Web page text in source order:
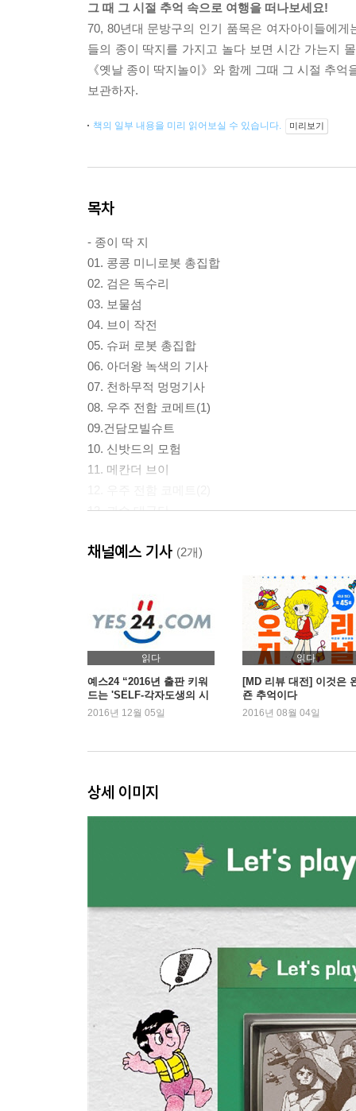
그 때 그 시절 추억 속으로 여행을 떠나보세요!
70, 80년대 문방구의 인기 품목은 여자아이들에
들의 종이 딱지를 가지고 놀다 보면 시간 가는지
《옛날 종이 딱지놀이》와 함께 그때 그 시절 추
보관하자.
책의 일부 내용을 미리 읽어보실 수 있습니다. 미리보기
목차
- 종이 딱 지
01. 콩콩 미니로봇 총집합
02. 검은 독수리
03. 보물섬
04. 브이 작전
05. 슈퍼 로봇 총집합
06. 아더왕 녹색의 기사
07. 천하무적 멍멍기사
08. 우주 전함 코메트(1)
09.건담모빌슈트
10. 신밧드의 모험
11. 메칸더 브이
13. 괴수 대군단
16. 축구 놀이판
17. 뱀 주사위 놀이
18. 전투 주사위 놀이
채널예스 기사 (2개)
읽다
예스24 “2016년 출판 키워
드는 'SELF-각자도생의 시
대’”
2016년 12월 05일
읽다
[MD 리뷰 대전] 이것은
죤 추억이다
2016년 08월 04일
상세 이미지